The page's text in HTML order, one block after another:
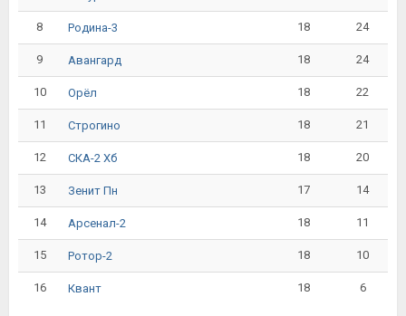
8 Родина-3 18 24
9 Авангард 18 24
10 Орёл 18 22
11 Строгино 18 21
12 СКА-2 Хб 18 20
13 Зенит Пн 17 14
14 Арсенал-2 18 11
15 Ротор-2 18 10
16 Квант 18 6